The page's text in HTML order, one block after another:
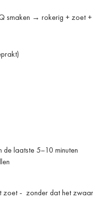
smaken → rokerig + zoet +
de laatste 5–10 minuten
zoet - zonder dat het